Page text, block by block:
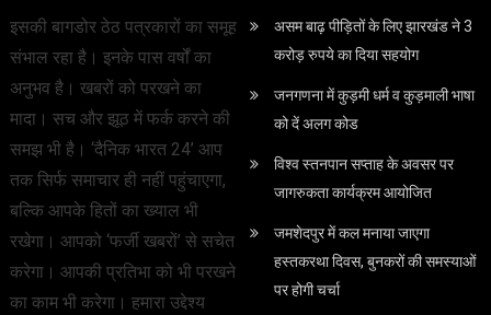
इसकी बागडोर ठेठ पत्रकारों का समूह
संभाल रहा है। इनके पास वर्षों का
अनुभव है। खबरों को परखने का
मादा। सच और झूठ में फर्क करने की
समझ भी है। ‘दैनिक भारत 24’ आप
तक सिर्फ समाचार ही नहीं पहुंचाएगा,
बल्कि आपके हितों का ख्याल भी
रखेगा। आपको ‘फर्जी खबरों’ से सचेत
करेगा। आपकी प्रतिभा को भी परखने
का काम भी करेगा। हमारा उद्देश्य
असम बाढ़ पीड़ितों के लिए झारखंड ने 3
करोड़ रुपये का दिया सहयोग
जनगणना में कुड़मी धर्म व कुड़माली भाषा
को दें अलग कोड
विश्व स्तनपान सप्ताह के अवसर पर
जागरुकता कार्यक्रम आयोजित
जमशेदपुर में कल मनाया जाएगा
हस्तकरथा दिवस, बुनकरों की समस्याओं
पर होगी चर्चा